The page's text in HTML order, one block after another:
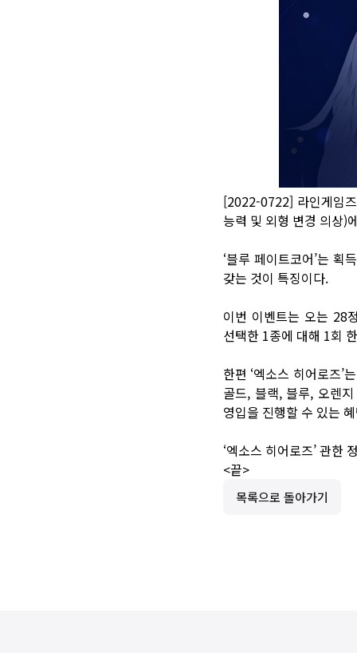
[2022-0722] 라인게임
능력 및 외형 변경 의상)
‘블루 페이트코어’는
갖는 것이 특징이다.
이번 이벤트는 오는 28
선택한 1종에 대해 1회
한편 ‘엑소스 히어로즈’
골드, 블랙, 블루, 오렌
영입을 진행할 수 있는
‘엑소스 히어로즈’ 관한
<끝>
목록으로 돌아가기